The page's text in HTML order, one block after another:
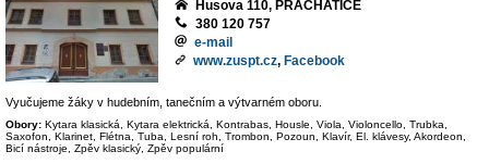
Husova 110, PRACHATICE
380 120 757
e-mail
www.zuspt.cz, Facebook
Vyučujeme žáky v hudebním, tanečním a výtvarném oboru.
Obory: Kytara klasická, Kytara elektrická, Kontrabas, Housle, Viola, Violoncello, Trubka,
Saxofon, Klarinet, Flétna, Tuba, Lesní roh, Trombon, Pozoun, Klavír, El. klávesy, Akordeon,
Bicí nástroje, Zpěv klasický, Zpěv populární